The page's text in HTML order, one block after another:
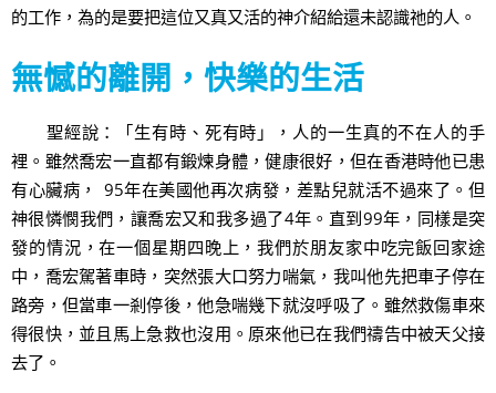
的工作，為的是要把這位又真又活的神介紹給還未認識祂的人。
無憾的離開，快樂的生活
聖經說：「生有時、死有時」，人的一生真的不在人的手
裡。雖然喬宏一直都有鍛煉身體，健康很好，但在香港時他已患
有心臟病， 95年在美國他再次病發，差點兒就活不過來了。但
神很憐憫我們，讓喬宏又和我多過了4年。直到99年，同樣是突
發的情況，在一個星期四晚上，我們於朋友家中吃完飯回家途
中，喬宏駕著車時，突然張大口努力喘氣，我叫他先把車子停在
路旁，但當車一剎停後，他急喘幾下就沒呼吸了。雖然救傷車來
得很快，並且馬上急救也沒用。原來他已在我們禱告中被天父接
去了。